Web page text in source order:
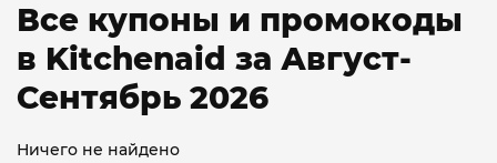
Все купоны и промокоды
в Kitchenaid за Август-
Сентябрь 2026
Ничего не найдено